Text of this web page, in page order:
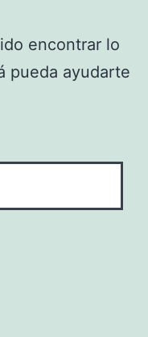
encontrar lo
pueda ayudarte